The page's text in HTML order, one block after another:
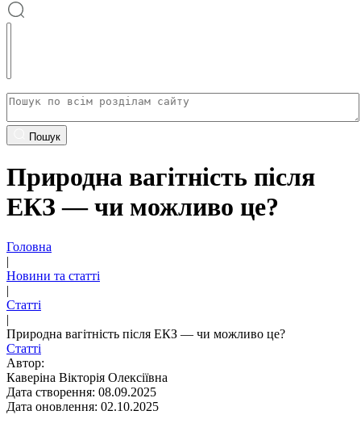
Пошук
Природна вагітність після
ЕКЗ — чи можливо це?
Головна
|
Новини та статті
|
Статті
|
Природна вагітність після ЕКЗ — чи можливо це?
Статті
Автор:
Каверіна Вікторія Олексіївна
Дата створення: 08.09.2025
Дата оновлення: 02.10.2025